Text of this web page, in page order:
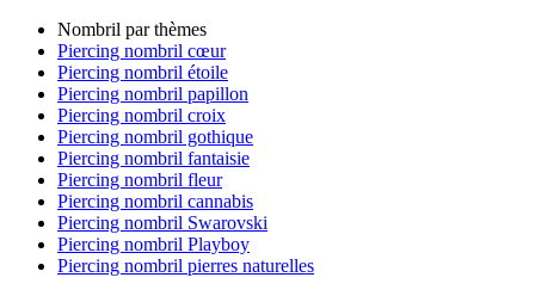
Nombril par thèmes
Piercing nombril cœur
Piercing nombril étoile
Piercing nombril papillon
Piercing nombril croix
Piercing nombril gothique
Piercing nombril fantaisie
Piercing nombril fleur
Piercing nombril cannabis
Piercing nombril Swarovski
Piercing nombril Playboy
Piercing nombril pierres naturelles